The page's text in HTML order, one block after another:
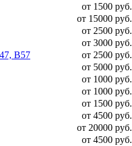
от 1500 руб.
от 15000 руб.
от 2500 руб.
от 3000 руб.
B57
от 2500 руб.
от 5000 руб.
от 1000 руб.
от 1000 руб.
от 1500 руб.
от 4500 руб.
от 20000 руб.
от 4500 руб.